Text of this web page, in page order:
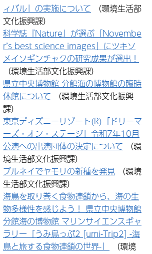
ィバル」の実施について
文化振興課）
科学誌『Nature』が選ぶ「Novembe
r’s best science images」にツキソ
メイソギンチャクの研究成果が選出！
（環境生活部文化振興課）
県立中央博物館 分館海の博物館の臨時
休館について
課）
東京ディズニーリゾート(R)「ドリーマ
ーズ・オン・ステージ」令和7年10月
公演への出演団体の決定について
境生活部文化振興課）
ブルネイでヤモリの新種を発見
生活部文化振興課）
海鳥を取り巻く食物連鎖から、海の生
物多様性を感じよう！ 県立中央博物館
分館海の博物館 マリンサイエンスギャ
ラリー「うみ鳥っぷ2 [umi-Trip2] -海
鳥と旅する食物連鎖の世界-」